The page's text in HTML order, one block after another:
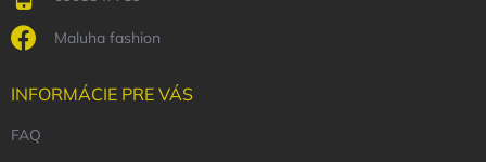
Maluha fashion
INFORMÁCIE PRE VÁS
FAQ